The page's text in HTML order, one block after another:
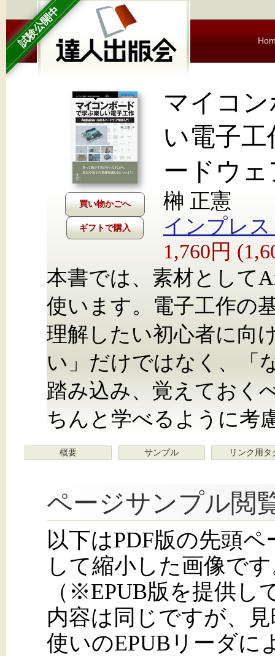
試験公開中
ギフトで購入
マイコ
い電子
ードウ
榊 正憲
インプレス
1,760円
本書では、素材として
使います。電子工作の
理解したい初心者に向
い」だけではなく、「
踏み込み、覚えておく
ちんと学べるように考
概要 サンプル リンク用タ
ページサンプル閲
以下はPDF版の先頭
して縮小した画像で
（※EPUB版を提供し
内容は同じですが、
使いのEPUBリーダに